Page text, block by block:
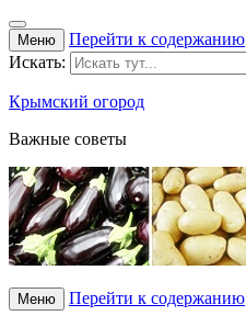
Меню
Перейти к содержанию
Искать:
Крымский огород
Важные советы
Меню Перейти к содержанию